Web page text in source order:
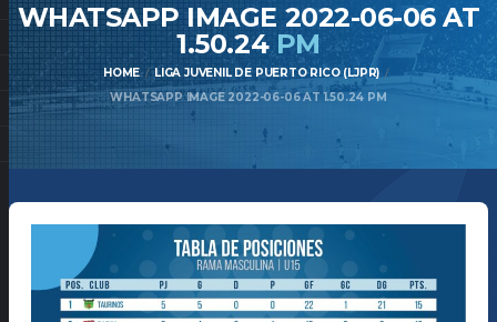
WHATSAPP IMAGE 2022-06-06 AT
1.50.24PM
HOME
LIGA JUVENIL DE PUERTO RICO (LJPR)
WHATSAPP IMAGE 2022-06-06 AT 1.50.24 PM